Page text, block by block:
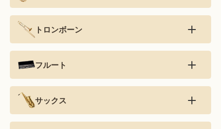
トロンボーン
フルート
サックス